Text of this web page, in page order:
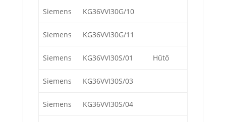
Siemens KG36VVI30G/10
Siemens KG36VVI30G/11
Siemens KG36VVI30S/01 Hűtő
Siemens KG36VVI30S/03
Siemens KG36VVI30S/04